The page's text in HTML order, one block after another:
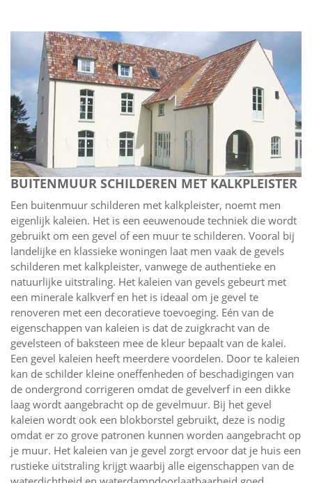
BUITENMUUR SCHILDEREN MET KALKPLEISTER
Een buitenmuur schilderen met kalkpleister, noemt men
eigenlijk kaleien. Het is een eeuwenoude techniek die wordt
gebruikt om een gevel of een muur te schilderen. Vooral bij
landelijke en klassieke woningen laat men vaak de gevels
schilderen met kalkpleister, vanwege de authentieke en
natuurlijke uitstraling. Het kaleien van gevels gebeurt met
een minerale kalkverf en het is ideaal om je gevel te
renoveren met een decoratieve toevoeging. Eén van de
eigenschappen van kaleien is dat de zuigkracht van de
gevelsteen of baksteen mee de kleur bepaalt van de kalei.
Een gevel kaleien heeft meerdere voordelen. Door te kaleien
kan de schilder kleine oneffenheden of beschadigingen van
de ondergrond corrigeren omdat de gevelverf in een dikke
laag wordt aangebracht op de gevelmuur. Bij het gevel
kaleien wordt ook een blokborstel gebruikt, deze is nodig
omdat er zo grove patronen kunnen worden aangebracht op
je muur. Het kaleien van je gevel zorgt ervoor dat je huis een
rustieke uitstraling krijgt waarbij alle eigenschappen van de